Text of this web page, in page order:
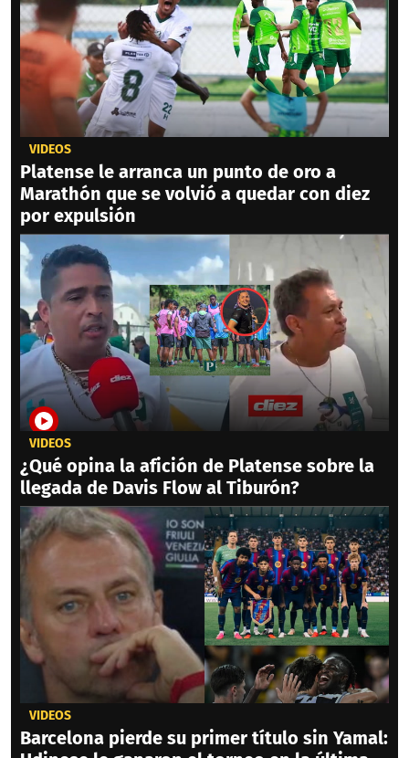
VIDEOS
Platense le arranca un punto de oro a
Marathón que se volvió a quedar con diez
por expulsión
VIDEOS
¿Qué opina la afición de Platense sobre la
llegada de Davis Flow al Tiburón?
VIDEOS
Barcelona pierde su primer título sin Yamal: